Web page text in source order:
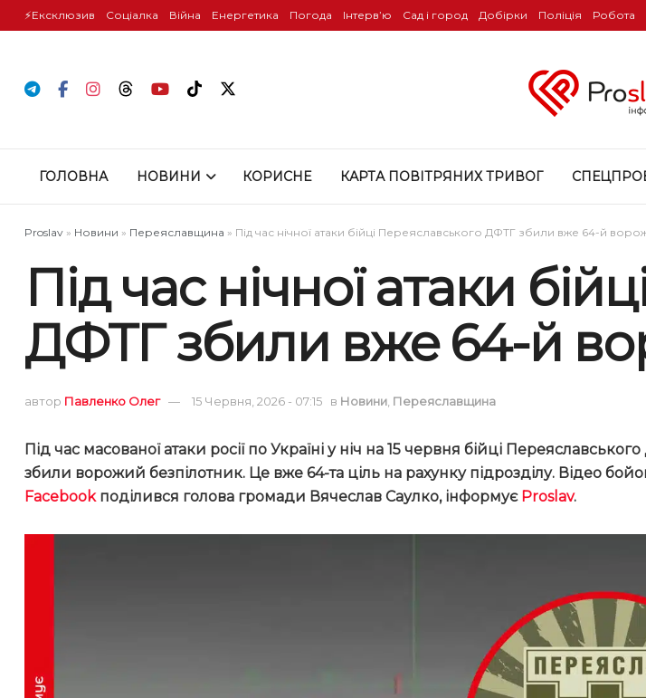
⚡️Ексклюзив Соціалка Війна Енергетика Погода Інтервʼю Сад і город Добірки Поліція Робота
ГОЛОВНА НОВИНИ КОРИСНЕ КАРТА ПОВІТРЯНИХ ТРИВОГ
Proslav » Новини » Переяславщина » Під час нічної атаки бійці Переяславського ДФТГ збили вже 64-й
Під час нічної атаки
ДФТГ збили вже 64-й
автор Павленко Олег 15 Червня, 2026 - 07:15 в Новини, Переяславщина
Під час масованої атаки росії по Україні у ніч на 15 червня бійці
збили ворожий безпілотник. Це вже 64-та ціль на рахунку підрозділу. Відео
Facebookподілився голова громади Вячеслав Саулко, інформує Proslav.